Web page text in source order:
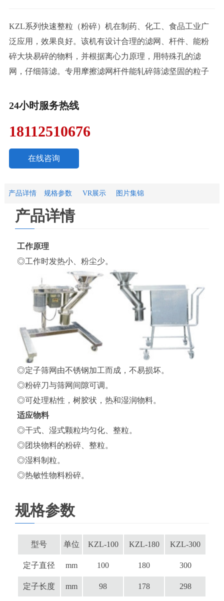
KZL系列快速整粒（粉碎）机在制药、化工、食品工业广
泛应用，效果良好。该机有设计合理的滤网、杆件、能粉
碎大块易碎的物料，并根据离心力原理，用特殊孔的滤
网，仔细筛滤。专用摩擦滤网杆件能轧碎筛滤坚固的粒子
24小时服务热线
18112510676
在线咨询
产品详情 规格参数 VR展示 图片集锦
产品详情
工作原理
◎工作时发热小、粉尘少。
◎定子筛网由不锈钢加工而成，不易损坏。
◎粉碎刀与筛网间隙可调。
◎可处理粘性，树胶状，热和湿润物料。
适应物料
◎干式、湿式颗粒均匀化、整粒。
◎团块物料的粉碎、整粒。
◎湿料制粒。
◎热敏性物料粉碎。
规格参数
型号 单位 KZL-100 KZL-180 KZL-300
定子直径 mm 100 180 300
定子长度 mm 98 178 298